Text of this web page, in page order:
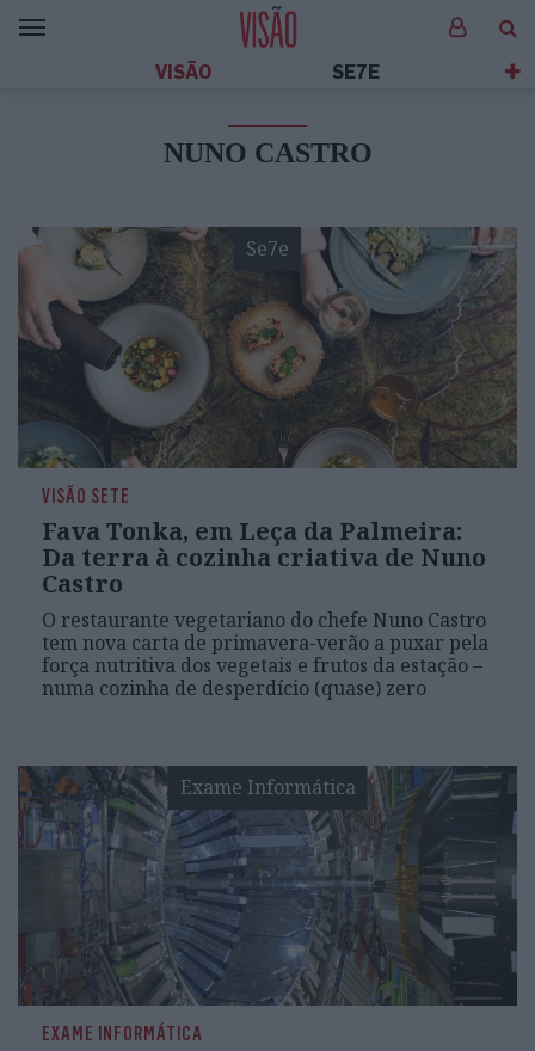
VISÃO SE7E
NUNO CASTRO
Se7e
VISÃO SETE
Fava Tonka, em Leça da Palmeira:
Da terra à cozinha criativa de Nuno
Castro
O restaurante vegetariano do chefe Nuno Castro
tem nova carta de primavera-verão a puxar pela
força nutritiva dos vegetais e frutos da estação –
numa cozinha de desperdício (quase) zero
Exame Informática
EXAME INFORMÁTICA